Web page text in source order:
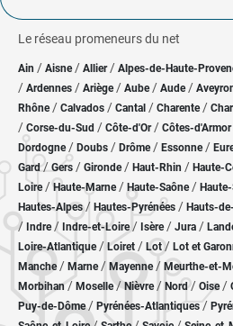
Le réseau promeneurs du net
Ain / Aisne/ Allier/ Alpes-de-Haute-
/ Ardennes / Ariège/ Aube/ Aude /
Rhône/ Calvados / Cantal / Charente /
/ Corse-du-Sud / Côte-d'Or / Côtes-d'Armor
Dordogne/ Doubs / Drôme/ Essonne /
Gard/Gers / Gironde/ Haut-Rhin / Haute-
Loire/Haute-Marne/ Haute-Saône/
Hautes-Alpes/ Hautes-Pyrénées / Hauts-
/ Indre/ Indre-et-Loire/ Isère/ Jura /
Loire-Atlantique/ Loiret / Lot/ Lot et
Manche/ Marne/ Mayenne/ Meurthe-et-
Morbihan/ Moselle/ Nièvre / Nord/ Oise /
Puy-de-Dôme/ Pyrénées-Atlantiques /